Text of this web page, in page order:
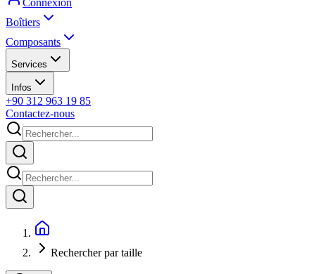
Boîtiers
Composants
Services
Infos
+90 312 963 19 85
Contactez-nous
Rechercher par taille